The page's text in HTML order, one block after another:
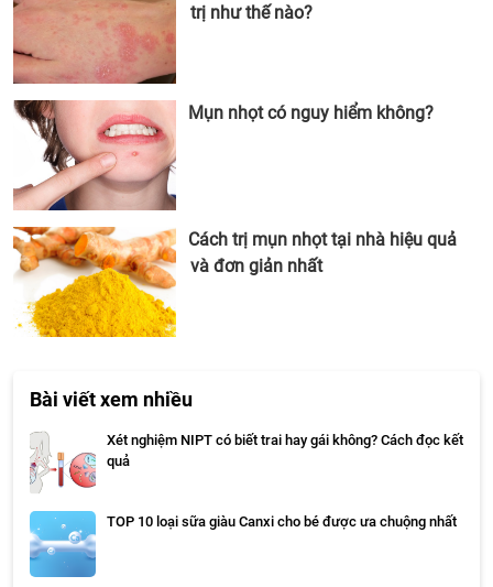
trị như thế nào?
Mụn nhọt có nguy hiểm không?
Cách trị mụn nhọt tại nhà hiệu quả
và đơn giản nhất
Bài viết xem nhiều
Xét nghiệm NIPT có biết trai hay gái không? Cách đọc kết
quả
TOP 10 loại sữa giàu Canxi cho bé được ưa chuộng nhất